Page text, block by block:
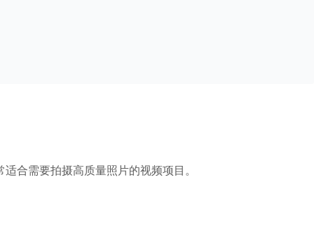
合需要拍摄高质量照片的视频项目。